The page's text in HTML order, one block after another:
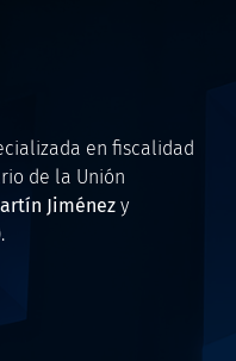
en fiscalidad
de la Unión
Jiménezy